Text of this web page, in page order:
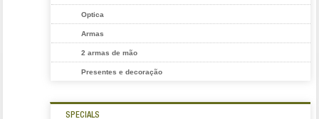
Optica
Armas
2 armas de mão
Presentes e decoração
SPECIALS